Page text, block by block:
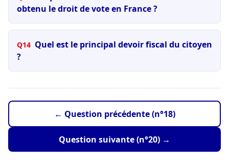
obtenu le droit de vote en France ?
Q14 Quel est le principal devoir fiscal du citoyen
?
← Question précédente (n°18)
Question suivante (n°20) →